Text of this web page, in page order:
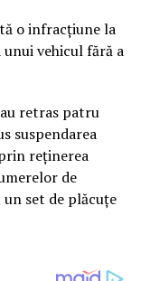
o infracțiune la
vehicul fără a
retras patru
suspendarea
reținerea
de
set de plăcuțe